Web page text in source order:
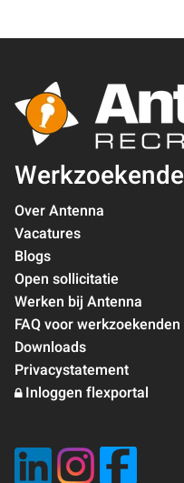
Werkzoekende
Over Antenna
Vacatures
Blogs
Open sollicitatie
Werken bij Antenna
FAQ voor werkzoekenden
Downloads
Privacystatement
Inloggen flexportal